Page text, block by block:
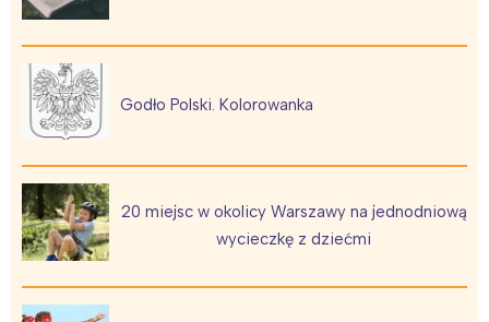
Godło Polski. Kolorowanka
20 miejsc w okolicy Warszawy na jednodniową
wycieczkę z dziećmi